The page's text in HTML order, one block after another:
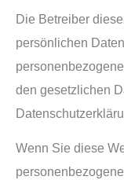
Die Betreiber
persönlichen
den gesetzlichen
Wenn Sie diese